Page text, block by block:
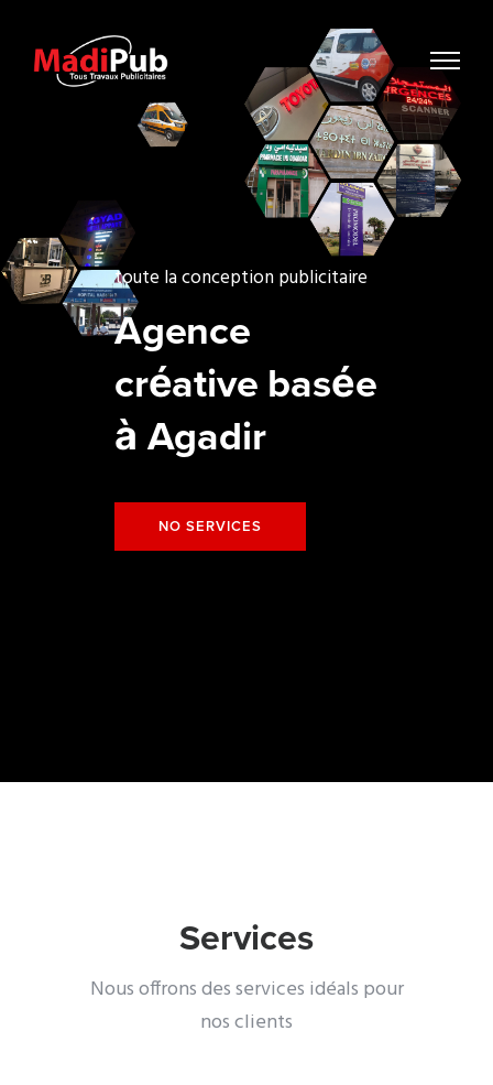
toute la conception publicitaire
Agence
créative basée
à Agadir
NO SERVICES
Services
Nous offrons des services idéals pour
nos clients